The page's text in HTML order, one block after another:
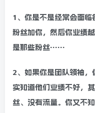
1、你是不是经常会面
粉丝加你，然后你业绩
是那些粉丝……
2、如果你是团队领袖
实知道他们业绩不好，
丝、没有流量。你又不